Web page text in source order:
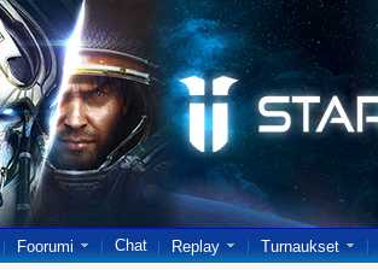
Foorumi Chat Replay Turnaukset